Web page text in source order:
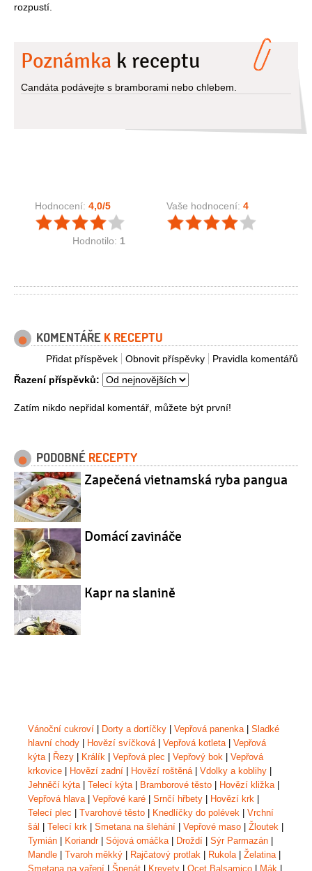
rozpustí.
Poznámka k receptu
Candáta podávejte s bramborami nebo chlebem.
Hodnocení: 4,0/5
Hodnotilo: 1
Vaše hodnocení: 4
KOMENTÁŘE K RECEPTU
Pravidla komentářů
Obnovit příspěvky
Přidat příspěvek
Řazení příspěvků:
Zatím nikdo nepřidal komentář, můžete být první!
PODOBNÉ RECEPTY
Zapečená vietnamská ryba pangua
Domácí zavináče
Kapr na slanině
Vánoční cukroví | Dorty a dortíčky | Vepřová panenka | Sladké
hlavní chody | Hovězí svíčková | Vepřová kotleta | Vepřová
kýta | Řezy | Králík | Vepřová plec | Vepřový bok | Vepřová
krkovice | Hovězí zadní | Hovězí roštěná | Vdolky a koblihy |
Jehněčí kýta | Telecí kýta | Bramborové těsto | Hovězí kližka |
Vepřová hlava | Vepřové karé | Srnčí hřbety | Hovězí krk |
Telecí plec | Tvarohové těsto | Knedlíčky do polévek | Vrchní
šál | Telecí krk | Smetana na šlehání | Vepřové maso | Žloutek |
Tymián | Koriandr| Sójová omáčka | Droždí | Sýr Parmazán |
Mandle | Tvaroh měkký | Rajčatový protlak | Rukola | Želatina |
Smetana na vaření | Špenát | Krevety | Ocet Balsamico | Mák |